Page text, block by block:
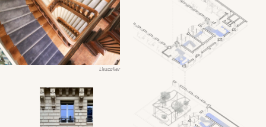
L'escalier